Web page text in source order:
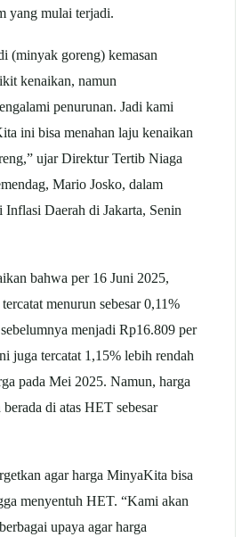
yang mulai terjadi.
(minyak goreng) kemasan
kenaikan, namun
penurunan. Jadi kami
ini bisa menahan laju kenaikan
ujar Direktur Tertib Niaga
Mario Josko, dalam
Daerah di Jakarta, Senin
bahwa per 16 Juni 2025,
menurun sebesar 0,11%
menjadi Rp16.809 per
juga tercatat 1,15% lebih rendah
pada Mei 2025. Namun, harga
di atas HET sebesar
agar harga MinyaKita bisa
menyentuh HET. “Kami akan
upaya agar harga